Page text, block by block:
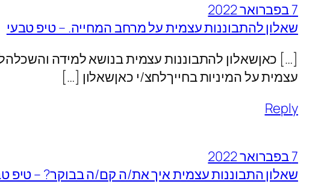
7 בפברואר 2022
שאלון להתבוננות עצמית על מרחב המחייה. – טיפ טבעי
[…] כאןשאלון להתבוננות עצמית בנושא למידה
עצמית על המיניות בחייךלחצ/י כאןשאלון […]
Reply
7 בפברואר 2022
שאלון התבוננות עצמית איך את/ה קם/ה בבוקר? – טיפ